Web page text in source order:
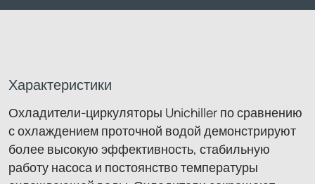
Характеристики
Охладители-циркуляторы Unichiller по сравнению
с охлаждением проточной водой демонстрируют
более высокую эффективность, стабильную
работу насоса и постоянство температуры